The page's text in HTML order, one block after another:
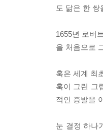
도 닮은 한
1655년 로버
을 처음으로
훅은 세계 최
훅이 그린 그
적인 증발을
눈 결정 하나